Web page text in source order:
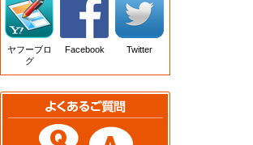
ヤフーブロ
グ
Facebook Twitter